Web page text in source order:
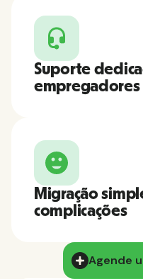
Suporte
Migração
complicações
Agende